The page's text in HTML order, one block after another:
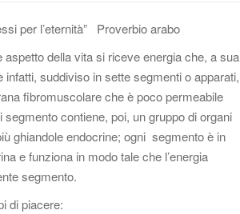
per l’eternità” Proverbio arabo
della vita si riceve energia che, a sua
suddiviso in sette segmenti o apparati,
fibromuscolare che è poco permeabile
contiene, poi, un gruppo di organi
ghiandole endocrine; ogni segmento è in
e funziona in modo tale che l’energia
segmento.
di piacere: